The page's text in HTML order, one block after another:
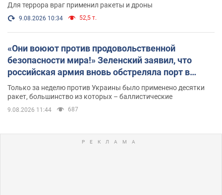
Для террора враг применил ракеты и дроны
9.08.2026 10:34 52,5 т.
«Они воюют против продовольственной
безопасности мира!» Зеленский заявил, что
российская армия вновь обстреляла порт в
Одессе
Только за неделю против Украины было применено десятки
ракет, большинство из которых – баллистические
9.08.2026 11:44 687